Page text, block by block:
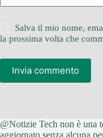
Salva il mio nome,
la prossima volta che
Invia commento
@Notizie Tech non è una
aggiornato senza alcuna